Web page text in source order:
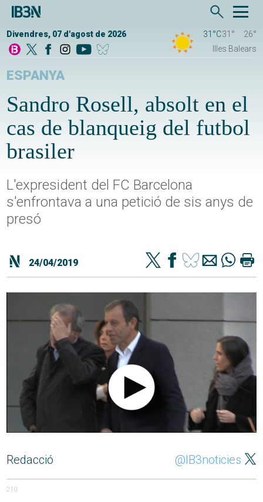
Divendres, 07 d'agost de 2026 31°C31°
26°
Illes Balears
ESPANYA
Sandro Rosell, absolt en el
cas de blanqueig del futbol
brasiler
L'expresident del FC Barcelona
s'enfrontava a una petició de sis anys de
presó
24/04/2019
Redacció @IB3noticies
210